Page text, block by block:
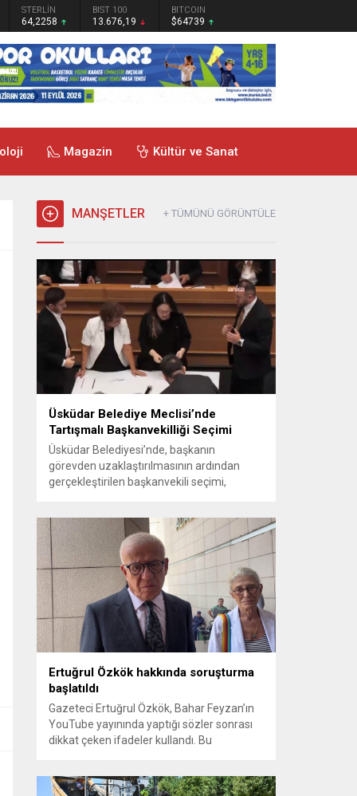
STERLİN
64,2258
BIST 100
13.676,19
BITCOIN
$64739
Magazin Kültür ve Sanat
MANŞETLER + TÜMÜNÜ GÖRÜNTÜLE
Üsküdar Belediye Meclisi’nde
Tartışmalı Başkanvekilliği Seçimi
Üsküdar Belediyesi’nde, başkanın
görevden uzaklaştırılmasının ardından
gerçekleştirilen başkanvekili seçimi,
oylamada usul ve gizlilikle ilgili ciddi iddialar
ortaya atıldı; bazı oyların geçersiz
sayılması ve meclis içindeki yönlendirmeler
kamuoyunda tepkilere yol açtı. Seçim
sürecinde yaşanan gelişmeler, parti
grupları arasındaki gerilimi artırdı. CHP’nin...
Ertuğrul Özkök hakkında soruşturma
başlatıldı
Gazeteci Ertuğrul Özkök, Bahar Feyzan’ın
YouTube yayınında yaptığı sözler sonrası
dikkat çeken ifadeler kullandı. Bu
‘Cumhurbaşkanına hakaret’ suçundan